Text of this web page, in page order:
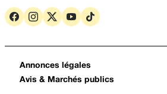
Annonces légales
Avis & Marchés publics